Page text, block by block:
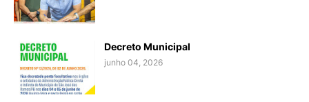
Decreto Municipal
junho 04, 2026